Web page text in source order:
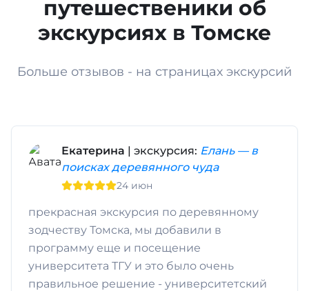
путешественики об
экскурсиях в Томске
Больше отзывов - на страницах экскурсий
Екатерина | экскурсия: Елань — в
поисках деревянного чуда
24 июн
прекрасная экскурсия по деревянному
зодчеству Томска, мы добавили в
программу еще и посещение
университета ТГУ и это было очень
правильное решение - университетский